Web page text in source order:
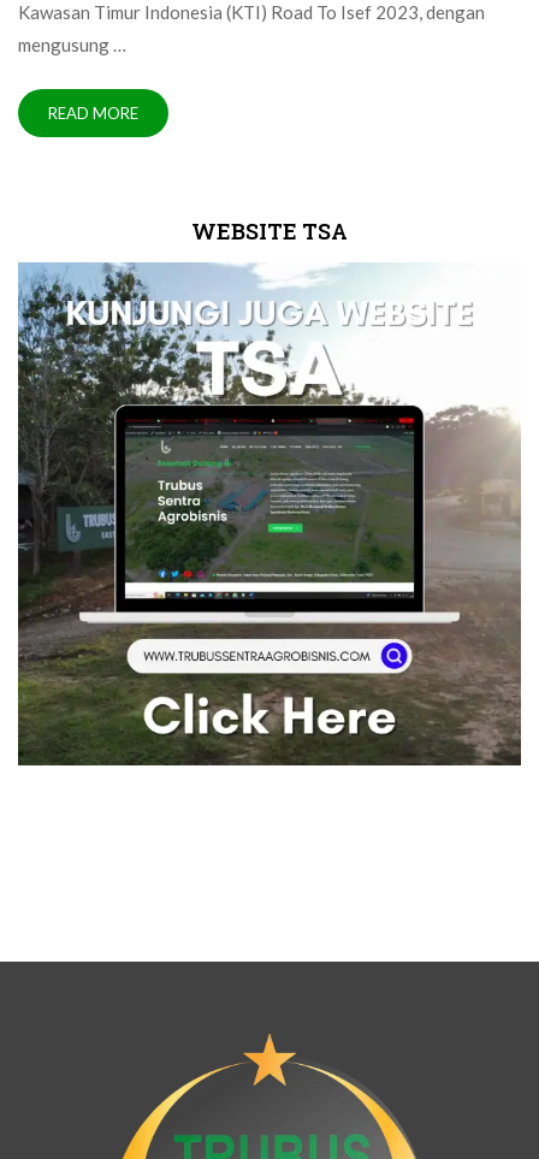
Kawasan Timur Indonesia (KTI) Road To Isef 2023, dengan
mengusung …
READ MORE
WEBSITE TSA